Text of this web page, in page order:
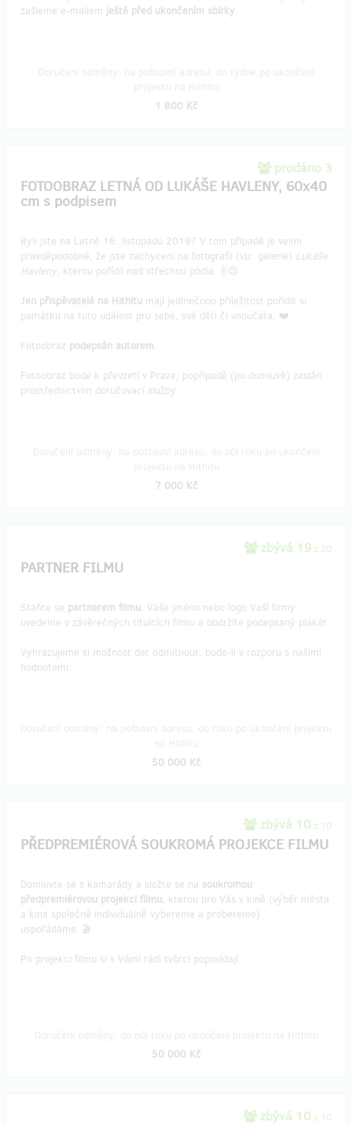
zašleme e-mailem ještě před ukončením sbírky.
1 800 Kč
prodáno 3
FOTOOBRAZ LETNÁ OD LUKÁŠE HAVLENY, 60x40
cm s podpisem
Byli jste na Letné 16. listopadu 2019? V tom případě je velmi
pravděpodobné, že jste zachyceni na fotografii (viz. galerie) Lukáše
Havleny, kterou pořídil nad střechou pódia. ✌️😍
Jen přispěvatelé na Hithitu mají jedinečnou příležitost pořídit si
památku na tuto událost pro sebe, své děti či vnoučata. ❤️
Fotoobraz podepsán autorem.
Fotoobraz bude k převzetí v Praze, popřípadě (po domluvě) zaslán
prostřednictvím doručovací služby.
7 000 Kč
zbývá 19 z 20
PARTNER FILMU
Staňte se partnerem filmu. Vaše jméno nebo logo Vaší firmy
uvedeme v závěrečných titulcích filmu a obdržíte podepsaný plakát.
Vyhrazujeme si možnost dar odmítnout, bude-li v rozporu s našimi
hodnotami.
50 000 Kč
zbývá 10 z 10
PŘEDPREMIÉROVÁ SOUKROMÁ PROJEKCE FILMU
Domluvte se s kamarády a složte se na soukromou
předpremiérovou projekci filmu, kterou pro Vás v kině (výběr města
a kina společně individuálně vybereme a probereme)
uspořádáme. 🎬
Po projekci filmu si s Vámi rádi tvůrci popovídají.
50 000 Kč
zbývá 10 z 10